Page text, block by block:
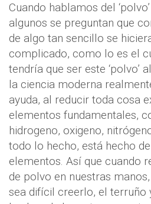
Cuando hablamos del
algunos se preguntan que
de algo tan sencillo se
complicado, como lo es el
tendría que ser este ‘polvo’
la ciencia moderna
ayuda, al reducir toda cosa
elementos fundamentales,
hidrogeno, oxigeno,
todo lo hecho, está hecho
elementos. Así que cuando
de polvo en nuestras
sea difícil creerlo, el terruño